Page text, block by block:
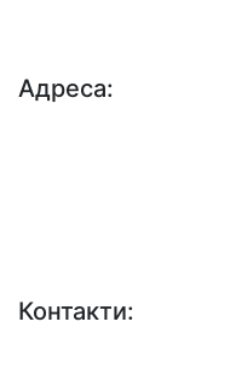
Адреса:
Контакти: